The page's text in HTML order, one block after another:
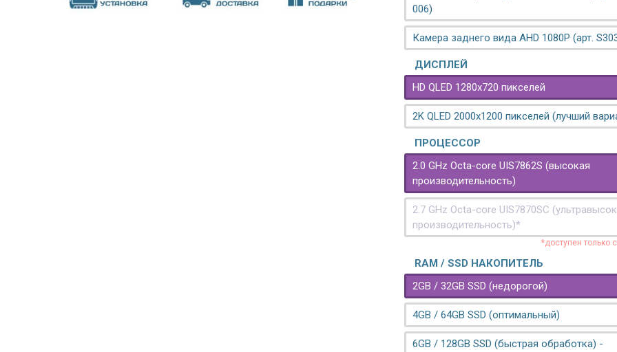
006)
Камера заднего вида AHD 1080P (арт.
ДИСПЛЕЙ
HD QLED 1280x720 пикселей
2K QLED 2000х1200 пикселей (лучший
ПРОЦЕССОР
2.0 GHz Octa-core UIS7862S (высокая
производительность)
2.7 GHz Octa-core UIS7870SC
производительность)*
*доступен только
RAM / SSD НАКОПИТЕЛЬ
2GB / 32GB SSD (недорогой)
4GB / 64GB SSD (оптимальный)
6GB / 128GB SSD (быстрая обработка) -